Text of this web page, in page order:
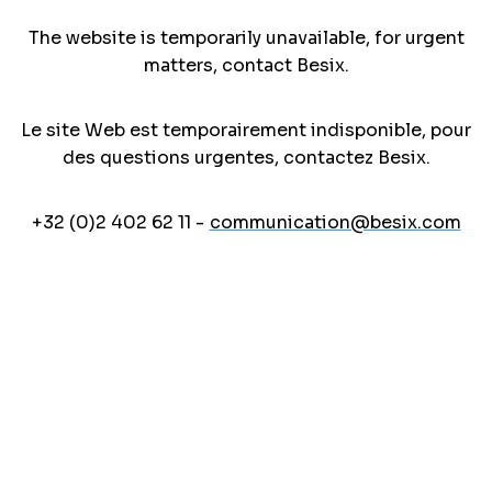
The website is temporarily unavailable, for urgent
matters, contact Besix.
Le site Web est temporairement indisponible, pour
des questions urgentes, contactez Besix.
+32 (0)2 402 62 11 - communication@besix.com